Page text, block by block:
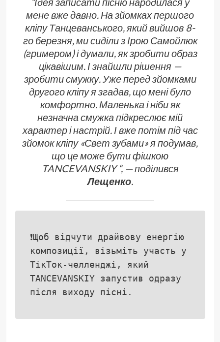
мене вже давно. На зйомках першого
кліпу Танцеванського, який вийшов 8-
го березня, ми сиділи з Ірою Самойлюк
(гримером) і думали, як зробити образ
цікавішим. І знайшли рішення —
зробити смужку. Уже перед зйомками
другого кліпу я згадав, що мені було
комфортно. Маленька і ніби як
незначна смужка підкреслює мій
характер і настрій. І вже потім під час
зйомок кліпу «Свет зубами» я подумав,
що це може бути фішкою
TANCEVANSKIY“, — поділився
Лещенко.
❗Щоб відчути драйвову енергію
композиції, візьміть участь у
ТікТок-челленджі, який
TANCEVANSKIY запустив одразу
після виходу пісні.